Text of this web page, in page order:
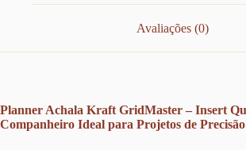
Avaliações (0)
Planner Achala Kraft GridMaster – Insert
Companheiro Ideal para Projetos de Precisão